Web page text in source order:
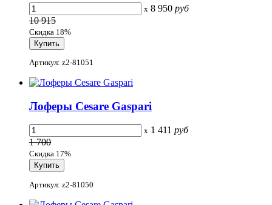
x 8 950 руб
10 915
Скидка 18%
Артикул: z2-81051
Лоферы Cesare Gaspari
x 1 411 руб
1 700
Скидка 17%
Артикул: z2-81050